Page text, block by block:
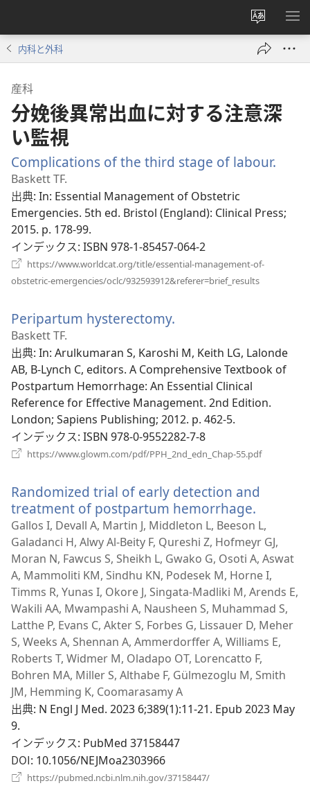
サ
イ
ト
語
え
メ
を
内科と外科
産科
分娩後異常出血に対する注意深
い監視
Complications of the third stage of labour.
タ
Baskett TF.
出典‎: In: Essential Management of Obstetric
Emergencies. 5th ed. Bristol (England): Clinical Press;
2015. p. 178-99.
インデックス‎: ISBN 978-1-85457-064-2
https://www.worldcat.org/title/essential-management-of-
obstetric-emergencies/oclc/932593912&referer=brief_results
開
く）
Peripartum hysterectomy.
い
タ
ブ
で
開
く）
Baskett TF.
出典‎: In: Arulkumaran S, Karoshi M, Keith LG, Lalonde
AB, B-Lynch C, editors. A Comprehensive Textbook of
Postpartum Hemorrhage: An Essential Clinical
Reference for Effective Management. 2nd Edition.
London; Sapiens Publishing; 2012. p. 462-5.
インデックス‎: ISBN 978-0-9552282-7-8
https://www.glowm.com/pdf/PPH_2nd_edn_Chap-55.pdf（新
開
く）
Randomized trial of early detection and
treatment of postpartum hemorrhage.
し
い
タ
ブ
で
開
く）
Gallos I, Devall A, Martin J, Middleton L, Beeson L,
Galadanci H, Alwy Al-Beity F, Qureshi Z, Hofmeyr GJ,
Moran N, Fawcus S, Sheikh L, Gwako G, Osoti A, Aswat
A, Mammoliti KM, Sindhu KN, Podesek M, Horne I,
Timms R, Yunas I, Okore J, Singata-Madliki M, Arends E,
Wakili AA, Mwampashi A, Nausheen S, Muhammad S,
Latthe P, Evans C, Akter S, Forbes G, Lissauer D, Meher
S, Weeks A, Shennan A, Ammerdorffer A, Williams E,
Roberts T, Widmer M, Oladapo OT, Lorencatto F,
Bohren MA, Miller S, Althabe F, Gülmezoglu M, Smith
JM, Hemming K, Coomarasamy A
出典‎: N Engl J Med. 2023 6;389(1):11-21. Epub 2023 May
9.
インデックス‎: PubMed 37158447
DOI‎: 10.1056/NEJMoa2303966
https://pubmed.ncbi.nlm.nih.gov/37158447/